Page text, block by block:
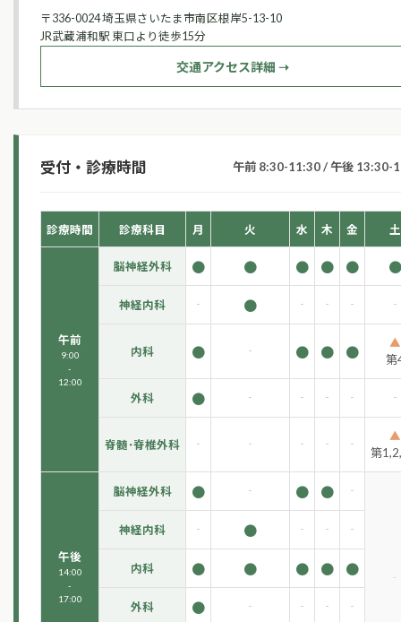
〒336-0024 埼玉県さいたま市南区根岸5-13-10
JR武蔵浦和駅 東口より徒歩15分
交通アクセス詳細 ➝
受付・診療時間 午前 8:30-11:30 / 午後 13:30-
診療時間 診療科目 月 火 水 木 金 土
午前
9:00
-
12:00
脳神経外科 ● ● ● ● ● ●
神経内科 - ● - - - -
内科 ● - ● ● ●
▲
第
外科 ● - - - - -
脊髄･脊椎外科 - - - - -
▲
第
午後
14:00
-
17:00
脳神経外科 ● - ● ● -
-
神経内科 - ● - - -
内科 ● ● ● ● ●
外科 ● - - - -